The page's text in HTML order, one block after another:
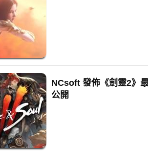
NCsoft 發佈《劍靈2》
公開